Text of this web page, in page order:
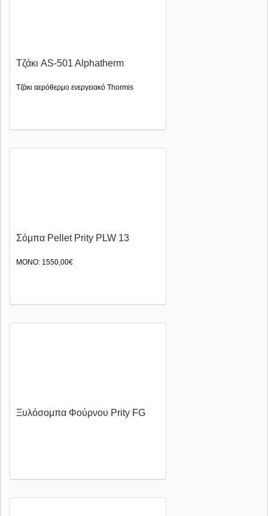
Τζάκι AS-501 Alphatherm
Τζάκι αερόθερμο ενεργειακό Thormis
Σόμπα Pellet Prity PLW 13
ΜΟΝΟ: 1550,00€
Ξυλόσομπα Φούρνου Prity FG